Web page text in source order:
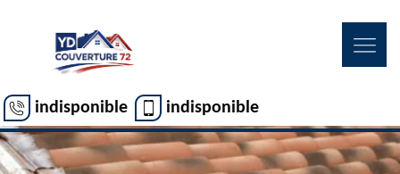
indisponible indisponible